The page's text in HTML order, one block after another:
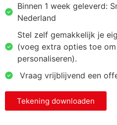
Binnen 1 week geleverd:
Nederland
Stel zelf gemakkelijk je
(voeg extra opties toe
personaliseren).
⁠Vraag vrijblijvend een
Tekening downloaden